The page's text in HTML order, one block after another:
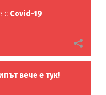
с Covid-19
вече е тук!